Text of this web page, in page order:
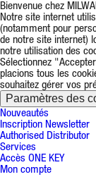
Bienvenue chez
Notre site internet
(notamment pour
de notre site internet)
notre utilisation des
Sélectionnez
placions tous les
souhaitez gérer vos
Paramètres des
Nouveautés
Inscription Newsletter
Authorised Distributor
Services
Accès ONE KEY
Mon compte